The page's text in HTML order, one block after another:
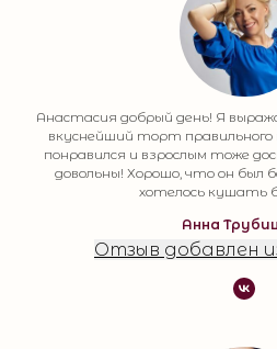
Анастасия добрый день! Я
вкуснейший торт
понравился и взрослым тоже
довольны! Хорошо, что он был
хотелось кушать
Анна
Отзыв добавлен